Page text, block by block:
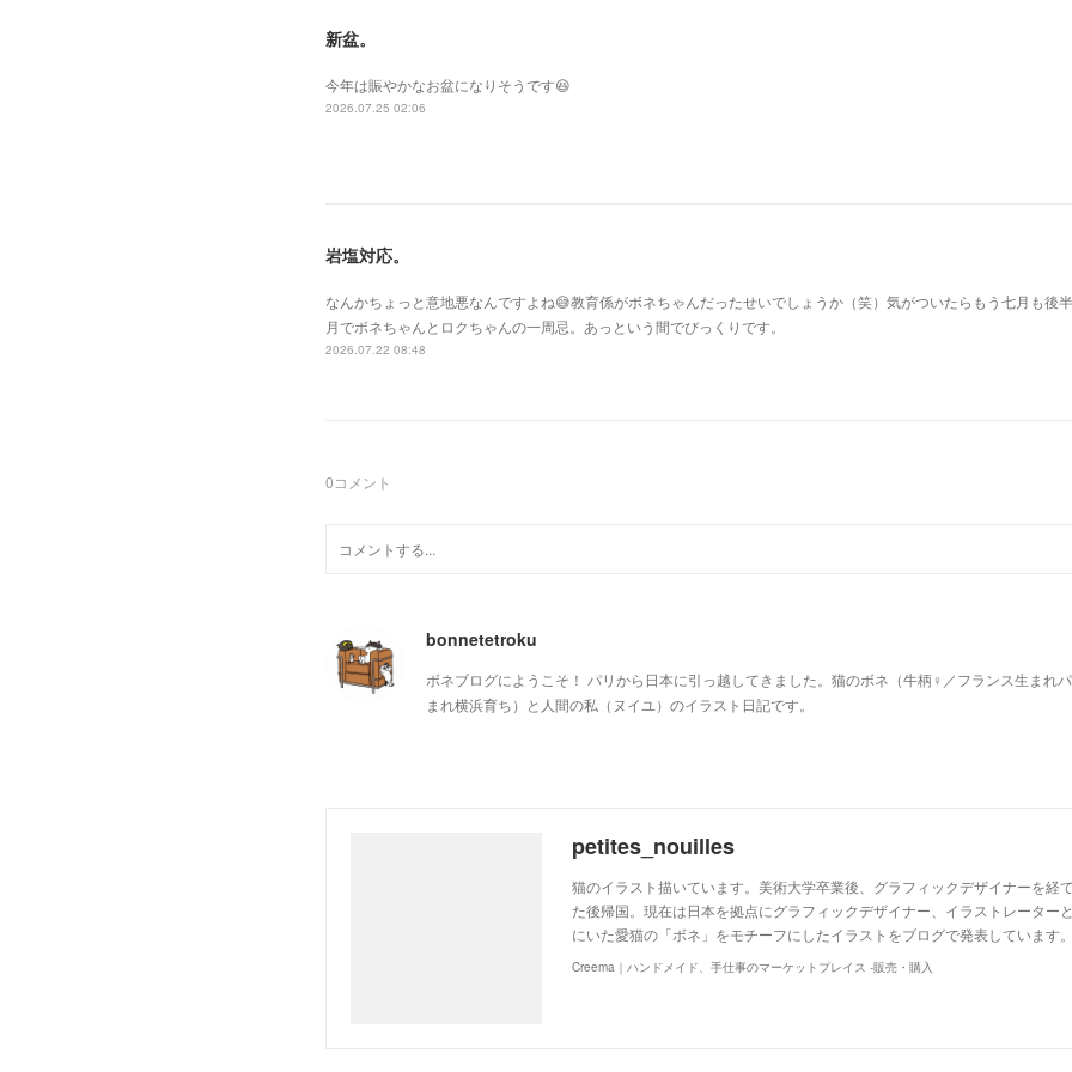
新盆。
今年は賑やかなお盆になりそうです😆
2026.07.25 02:06
岩塩対応。
なんかちょっと意地悪なんですよね😅教育係がボネちゃんだったせいでしょうか（笑）気がついたらもう七月も後
月でボネちゃんとロクちゃんの一周忌。あっという間でびっくりです。
2026.07.22 08:48
0コメント
bonnetetroku
ボネブログにようこそ！ パリから日本に引っ越してきました。猫のボネ（牛柄♀／フランス生まれ
まれ横浜育ち）と人間の私（ヌイユ）のイラスト日記です。
petites_nouilles
猫のイラスト描いています。美術大学卒業後、グラフィックデザイナーを経
た後帰国。現在は日本を拠点にグラフィックデザイナー、イラストレーター
にいた愛猫の「ボネ」をモチーフにしたイラストをブログで発表していま
Creema｜ハンドメイド、手仕事のマーケットプレイス -販売・購入